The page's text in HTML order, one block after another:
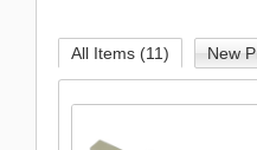
All Items (11) New